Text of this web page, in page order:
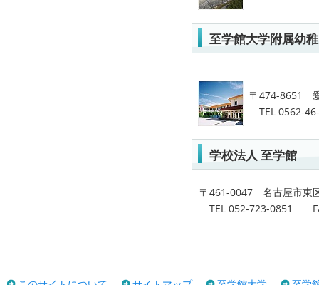
至学館大学附属幼
〒474-8651
TEL 0562-
学校法人 至学館
〒461-0047 名古屋市東
TEL 052-723-0851